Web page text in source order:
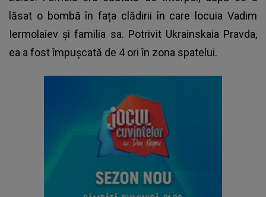
lăsat o bombă în fața clădirii în care locuia Vadim
Iermolaiev și familia sa. Potrivit Ukrainskaia Pravda,
ea a fost împușcată de 4 ori în zona spatelui.